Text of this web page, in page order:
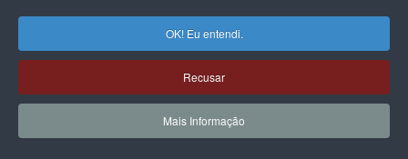
OK! Eu entendi.
Recusar
Mais Informação
RECOMENDAMOS A LEITURA